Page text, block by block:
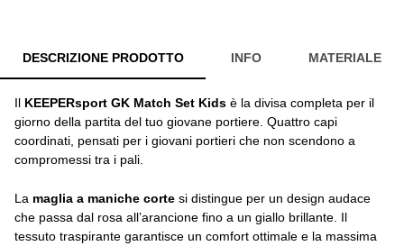
DESCRIZIONE PRODOTTO INFO MATERIALE
Il KEEPERsport GK Match Set Kids è la divisa completa per il
giorno della partita del tuo giovane portiere. Quattro capi
coordinati, pensati per i giovani portieri che non scendono a
compromessi tra i pali.
La maglia a maniche corte si distingue per un design audace
che passa dal rosa all’arancione fino a un giallo brillante. Il
tessuto traspirante garantisce un comfort ottimale e la massima